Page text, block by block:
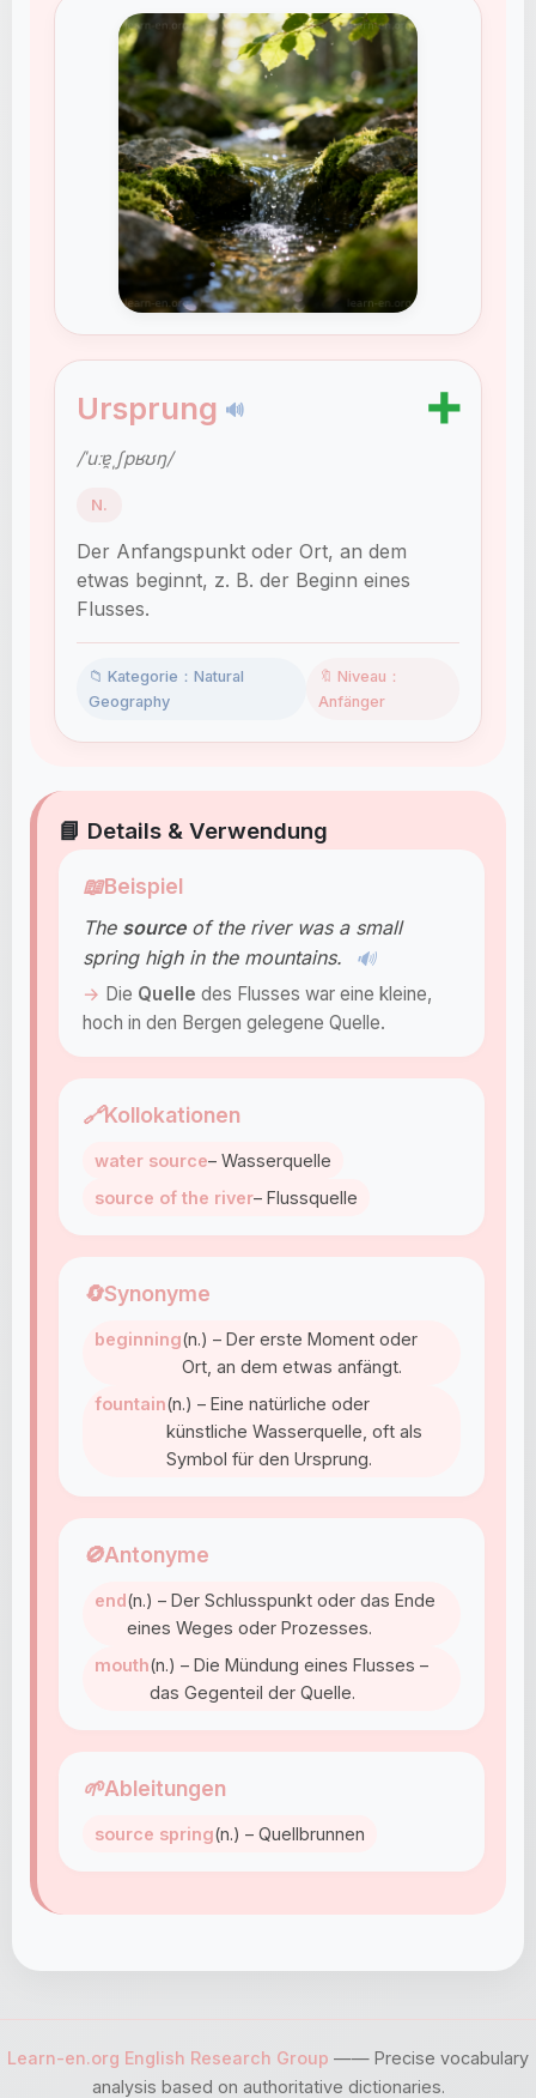
Ursprung 🔊 ➕
/ˈuːɐ̯ˌʃpʁʊŋ/
N.
Der Anfangspunkt oder Ort, an dem
etwas beginnt, z. B. der Beginn eines
Flusses.
📁 Kategorie：Natural
Geography
🔖 Niveau：
Anfänger
📘 Details & Verwendung
📖Beispiel
The sourceof the river was a small
spring high in the mountains.
🔊
Die Quelle des Flusses war eine kleine,
hoch in den Bergen gelegene Quelle.
🔗Kollokationen
water source– Wasserquelle
source of the river– Flussquelle
🔄Synonyme
beginning(n.) – Der erste Moment oder
Ort, an dem etwas anfängt.
fountain(n.) – Eine natürliche oder
künstliche Wasserquelle, oft als
Symbol für den Ursprung.
🚫Antonyme
end(n.) – Der Schlusspunkt oder das Ende
eines Weges oder Prozesses.
mouth(n.) – Die Mündung eines Flusses –
das Gegenteil der Quelle.
🌱Ableitungen
source spring(n.) – Quellbrunnen
Learn-en.org English Research Group —— Precise vocabulary
analysis based on authoritative dictionaries.